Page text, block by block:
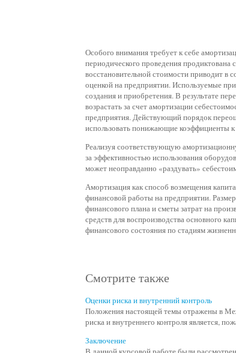
Особого внимания требует к себе
периодического проведения
восстановительной стоимости приводит в
оценкой на предприятии. Используемые
создания и приобретения. В результате
возрастать за счет амортизации
предприятия. Действующий порядок
использовать понижающие коэффициенты
Реализуя соответствующую
за эффективностью использования
может неоправданно «раздувать»
Амортизация как способ возмещения
финансовой работы на предприятии.
финансового плана и сметы затрат на
средств для воспроизводства основного
финансового состояния по стадиям
Смотрите также
Оценки риска и внутренний контроль
Положения настоящей темы отражены в
риска и внутреннего контроля является,
Заключение